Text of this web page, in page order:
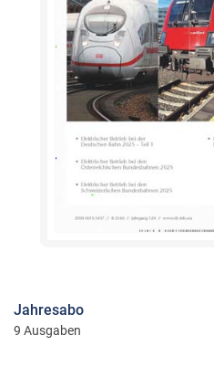
Jahresabo
9 Ausgaben